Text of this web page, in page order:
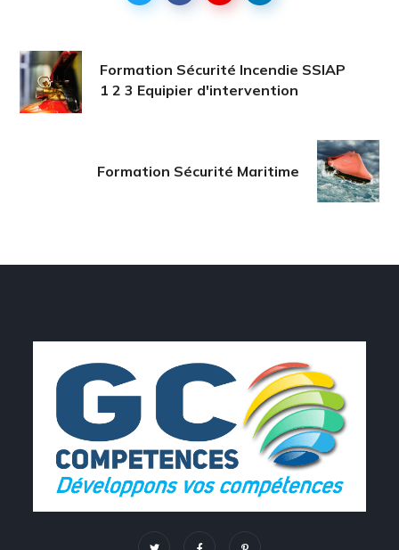
Formation Sécurité Incendie SSIAP
1 2 3 Equipier d'intervention
Formation Sécurité Maritime